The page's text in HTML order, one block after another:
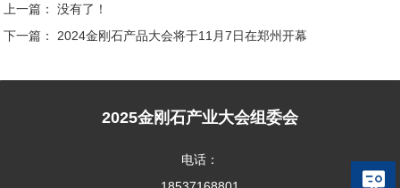
上一篇： 没有了！
下一篇： 2024金刚石产品大会将于11月7日在郑州开幕
2025金刚石产业大会组委会
电话：